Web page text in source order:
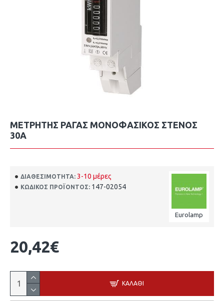
ΜΕΤΡΗΤΗΣ ΡΑΓΑΣ ΜΟΝΟΦΑΣΙΚΟΣ ΣΤΕΝΟΣ
30A
ΔΙΑΘΕΣΙΜΌΤΗΤΑ: 3-10 μέρες
ΚΩΔΙΚΌΣ ΠΡΟΪΌΝΤΟΣ: 147-02054
Eurolamp
20,42€
ΚΑΛΆΘΙ